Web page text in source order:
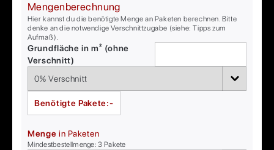
Mengenberechnung
Hier kannst du die benötigte Menge an Paketen berechnen. Bitte
denke an die notwendige Verschnittzugabe (siehe: Tipps zum
Aufmaß).
Grundfläche in m² (ohne
Verschnitt)
Benötigte Pakete:-
Menge in Paketen
Mindestbestellmenge:3 Pakete